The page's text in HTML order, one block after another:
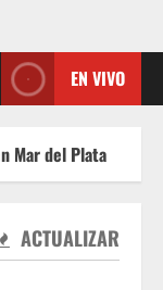
EN VIVO
El papa
ACTUALIZAR